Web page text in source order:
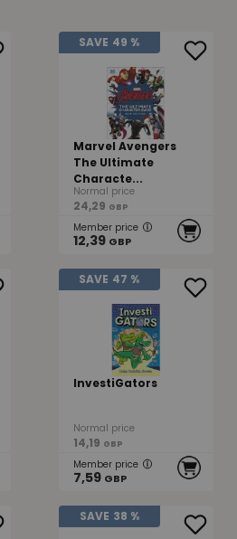
SAVE 49 %
Marvel Avengers
The Ultimate
Characte...
Normal price
24,29 GBP
Member price
12,39 GBP
SAVE 47 %
InvestiGators
Normal price
14,19 GBP
Member price
7,59 GBP
SAVE 38 %